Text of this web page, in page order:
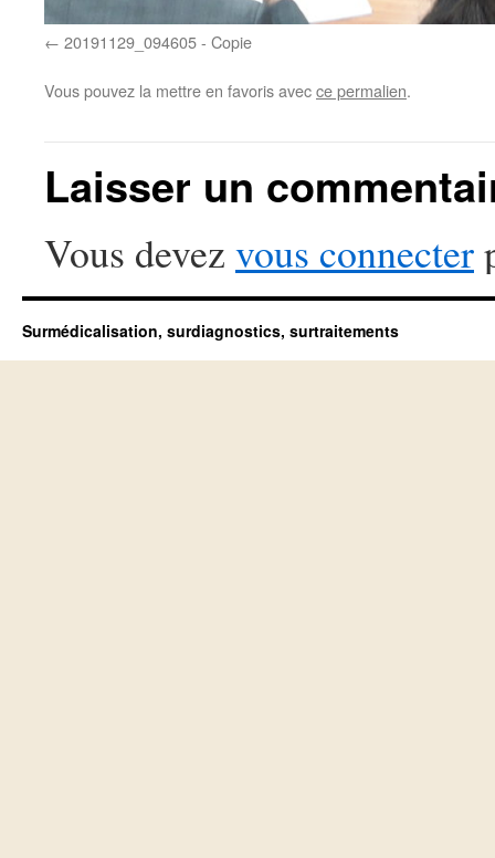
20191129_094605 - Copie
Vous pouvez la mettre en favoris avecce permalien.
Laisser un
Vous devez vous connecter
Surmédicalisation, surdiagnostics, surtraitements